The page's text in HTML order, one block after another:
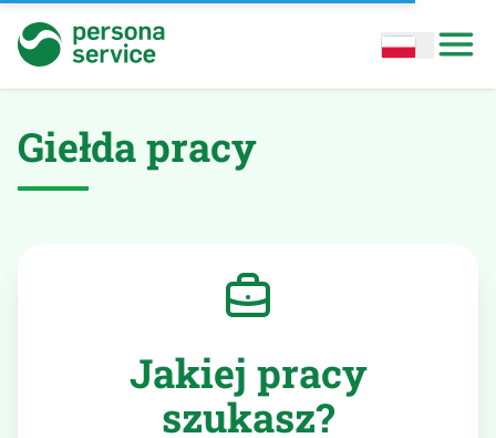
persona service Open options
Giełda pracy
Jakiej pracy
szukasz?